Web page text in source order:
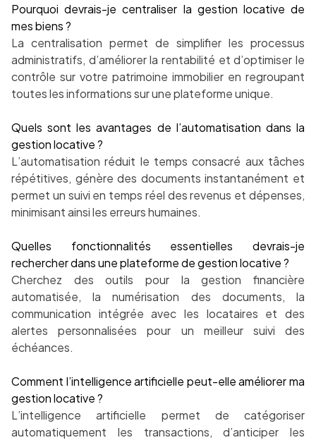
Pourquoi devrais-je centraliser la gestion locative de
mes biens ?
La centralisation permet de simplifier les processus
administratifs, d’améliorer la rentabilité et d’optimiser le
contrôle sur votre patrimoine immobilier en regroupant
toutes les informations sur une plateforme unique.
Quels sont les avantages de l’automatisation dans la
gestion locative ?
L’automatisation réduit le temps consacré aux tâches
répétitives, génère des documents instantanément et
permet un suivi en temps réel des revenus et dépenses,
minimisant ainsi les erreurs humaines.
Quelles fonctionnalités essentielles devrais-je
rechercher dans une plateforme de gestion locative ?
Cherchez des outils pour la gestion financière
automatisée, la numérisation des documents, la
communication intégrée avec les locataires et des
alertes personnalisées pour un meilleur suivi des
échéances.
Comment l’intelligence artificielle peut-elle améliorer ma
gestion locative ?
L’intelligence artificielle permet de catégoriser
automatiquement les transactions, d’anticiper les